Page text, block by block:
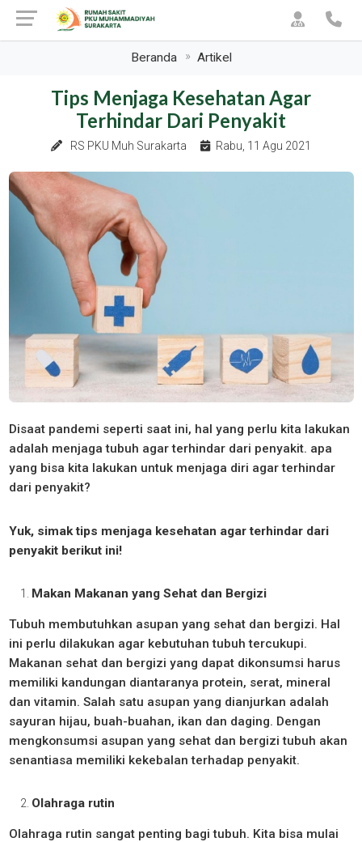
Beranda Artikel
Tips Menjaga Kesehatan Agar
Terhindar Dari Penyakit
RS PKU Muh Surakarta Rabu, 11 Agu 2021
Disaat pandemi seperti saat ini, hal yang perlu kita lakukan
adalah menjaga tubuh agar terhindar dari penyakit. apa
yang bisa kita lakukan untuk menjaga diri agar terhindar
dari penyakit?
Yuk, simak tips menjaga kesehatan agar terhindar dari
penyakit berikut ini!
Makan Makanan yang Sehat dan Bergizi
Tubuh membutuhkan asupan yang sehat dan bergizi. Hal
ini perlu dilakukan agar kebutuhan tubuh tercukupi.
Makanan sehat dan bergizi yang dapat dikonsumsi harus
memiliki kandungan diantaranya protein, serat, mineral
dan vitamin. Salah satu asupan yang dianjurkan adalah
sayuran hijau, buah-buahan, ikan dan daging. Dengan
mengkonsumsi asupan yang sehat dan bergizi tubuh akan
senantiasa memiliki kekebalan terhadap penyakit.
Olahraga rutin
Olahraga rutin sangat penting bagi tubuh. Kita bisa mulai